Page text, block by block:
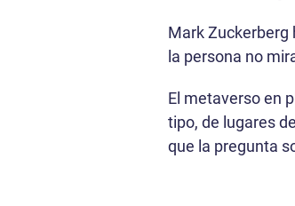
Mark Zuckerberg
la persona no
El metaverso en
tipo, de lugares
que la pregunta